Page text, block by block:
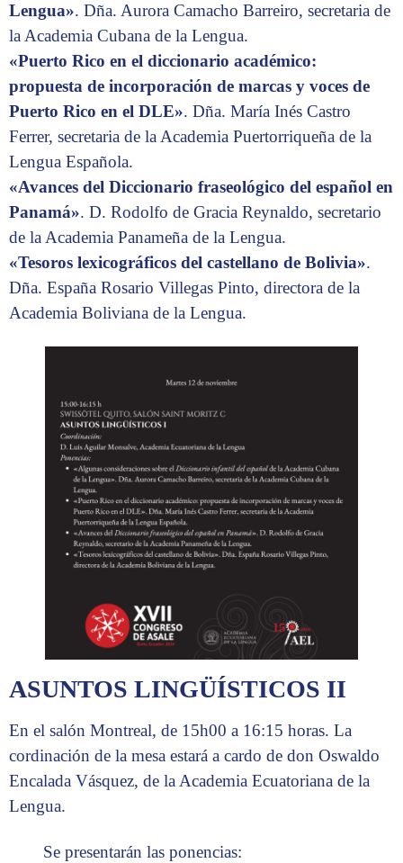
Lengua». Dña. Aurora Camacho Barreiro, secretaria de
la Academia Cubana de la Lengua.
«Puerto Rico en el diccionario académico:
propuesta de incorporación de marcas y voces de
Puerto Rico en el DLE». Dña. María Inés Castro
Ferrer, secretaria de la Academia Puertorriqueña de la
Lengua Española.
«Avances del Diccionario fraseológico del español en
Panamá». D. Rodolfo de Gracia Reynaldo, secretario
de la Academia Panameña de la Lengua.
«Tesoros lexicográficos del castellano de Bolivia».
Dña. España Rosario Villegas Pinto, directora de la
Academia Boliviana de la Lengua.
ASUNTOS LINGÜÍSTICOS II
En el salón Montreal, de 15h00 a 16:15 horas. La
cordinación de la mesa estará a cardo de don Oswaldo
Encalada Vásquez, de la Academia Ecuatoriana de la
Lengua.
Se presentarán las ponencias: